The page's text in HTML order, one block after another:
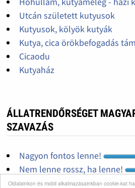
Oldalainkon és mobil alkalmazásainkban cookie-kat
Utcán született kutyusok
Kutyusok, kölyök kutyák
Kutya, cica örökbefogadás
Cicaodu
Kutyaház
ÁLLATRENDŐRSÉGET
SZAVAZÁS
Nagyon fontos lenne!
Nem lenne rossz, ha lenne!
Nincs állatkínzás...